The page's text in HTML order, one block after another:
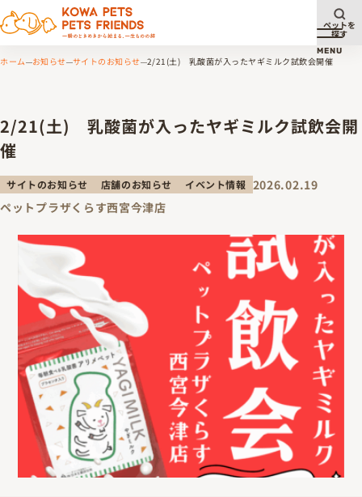
メニ
MENU
ペットを
探す
ホーム お知らせ サイトのお知らせ 2/21(土) 乳酸菌が入ったヤギミルク試飲会開催
2/21(土) 乳酸菌が入ったヤギミルク試飲会開
催
サイトのお知らせ 店舗のお知らせ イベント情報 2026.02.19
ペットプラザくらす西宮今津店